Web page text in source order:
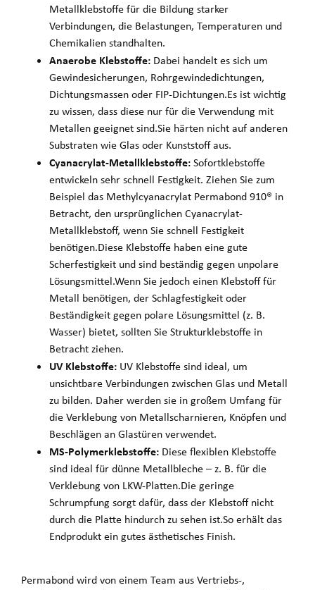
Metallklebstoffe für die Bildung starker
Verbindungen, die Belastungen, Temperaturen und
Chemikalien standhalten.
Anaerobe Klebstoffe: Dabei handelt es sich um
Gewindesicherungen, Rohrgewindedichtungen,
Dichtungsmassen oder FIP-Dichtungen.Es ist wichtig
zu wissen, dass diese nur für die Verwendung mit
Metallen geeignet sind.Sie härten nicht auf anderen
Substraten wie Glas oder Kunststoff aus.
Cyanacrylat-Metallklebstoffe:Sofortklebstoffe
entwickeln sehr schnell Festigkeit. Ziehen Sie zum
Beispiel das Methylcyanacrylat Permabond 910® in
Betracht, den ursprünglichen Cyanacrylat-
Metallklebstoff, wenn Sie schnell Festigkeit
benötigen.Diese Klebstoffe haben eine gute
Scherfestigkeit und sind beständig gegen unpolare
Lösungsmittel.Wenn Sie jedoch einen Klebstoff für
Metall benötigen, der Schlagfestigkeit oder
Beständigkeit gegen polare Lösungsmittel (z. B.
Wasser) bietet, sollten Sie Strukturklebstoffe in
Betracht ziehen.
UV Klebstoffe: UV Klebstoffe sind ideal, um
unsichtbare Verbindungen zwischen Glas und Metall
zu bilden. Daher werden sie in großem Umfang für
die Verklebung von Metallscharnieren, Knöpfen und
Beschlägen an Glastüren verwendet.
MS-Polymerklebstoffe: Diese flexiblen Klebstoffe
sind ideal für dünne Metallbleche – z. B. für die
Verklebung von LKW-Platten.Die geringe
Schrumpfung sorgt dafür, dass der Klebstoff nicht
durch die Platte hindurch zu sehen ist.So erhält das
Endprodukt ein gutes ästhetisches Finish.
Permabond wird von einem Team aus Vertriebs-,